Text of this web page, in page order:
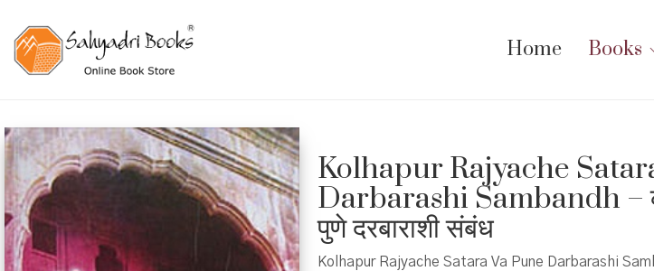
Home Books
Kolhapur Rajyache
Darbarashi Sambandh –
पुणे दरबाराशी संबंध
Kolhapur Rajyache Satara Va Pune Darbarashi